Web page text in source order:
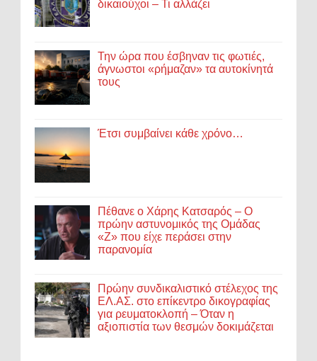
δικαιούχοι – Τι αλλάζει
Την ώρα που έσβηναν τις φωτιές,
άγνωστοι «ρήμαζαν» τα αυτοκίνητά
τους
Έτσι συμβαίνει κάθε χρόνο…
Πέθανε ο Χάρης Κατσαρός – Ο
πρώην αστυνομικός της Ομάδας
«Ζ» που είχε περάσει στην
παρανομία
Πρώην συνδικαλιστικό στέλεχος της
ΕΛ.ΑΣ. στο επίκεντρο δικογραφίας
για ρευματοκλοπή – Όταν η
αξιοπιστία των θεσμών δοκιμάζεται